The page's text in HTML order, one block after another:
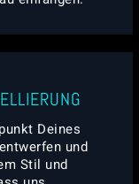
Deines
und
Stil und